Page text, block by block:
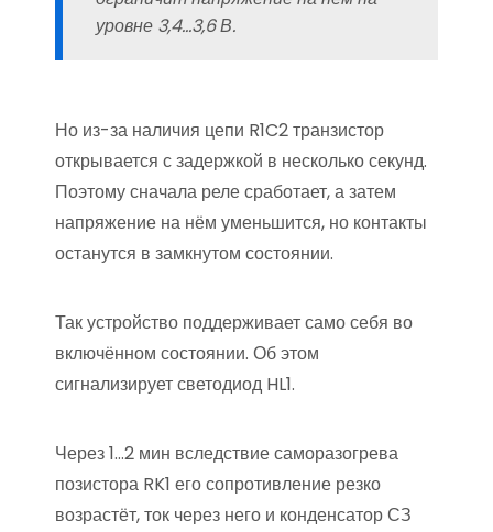
уровне 3,4…3,6 В.
Но из-за наличия цепи R1C2 транзистор
открывается с задержкой в несколько секунд.
Поэтому сначала реле сработает, а затем
напряжение на нём уменьшится, но контакты
останутся в замкнутом состоянии.
Так устройство поддерживает само себя во
включённом состоянии. Об этом
сигнализирует светодиод HL1.
Через 1…2 мин вследствие саморазогрева
позистора RK1 его сопротивление резко
возрастёт, ток через него и конденсатор СЗ